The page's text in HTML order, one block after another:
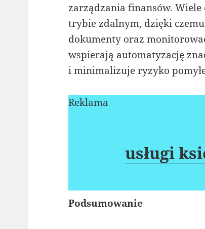
zarządzania finansów. Wiele
trybie zdalnym, dzięki
dokumenty oraz
wspierają automatyzację
i minimalizuje ryzyko
Reklama
usługi
Podsumowanie